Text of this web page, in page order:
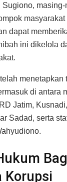
Sugiono,
dapat
ini dikelola
menetapkan
di antara
Jatim,
Sadad, serta
Korupsi